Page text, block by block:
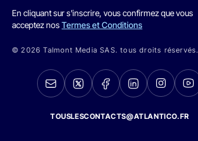
En cliquant sur s'inscrire, vous confirmez que vous
acceptez nosTermes et Conditions
© 2026 Talmont Media SAS. tous droits réservés.
TOUSLESCONTACTS@ATLANTICO.FR